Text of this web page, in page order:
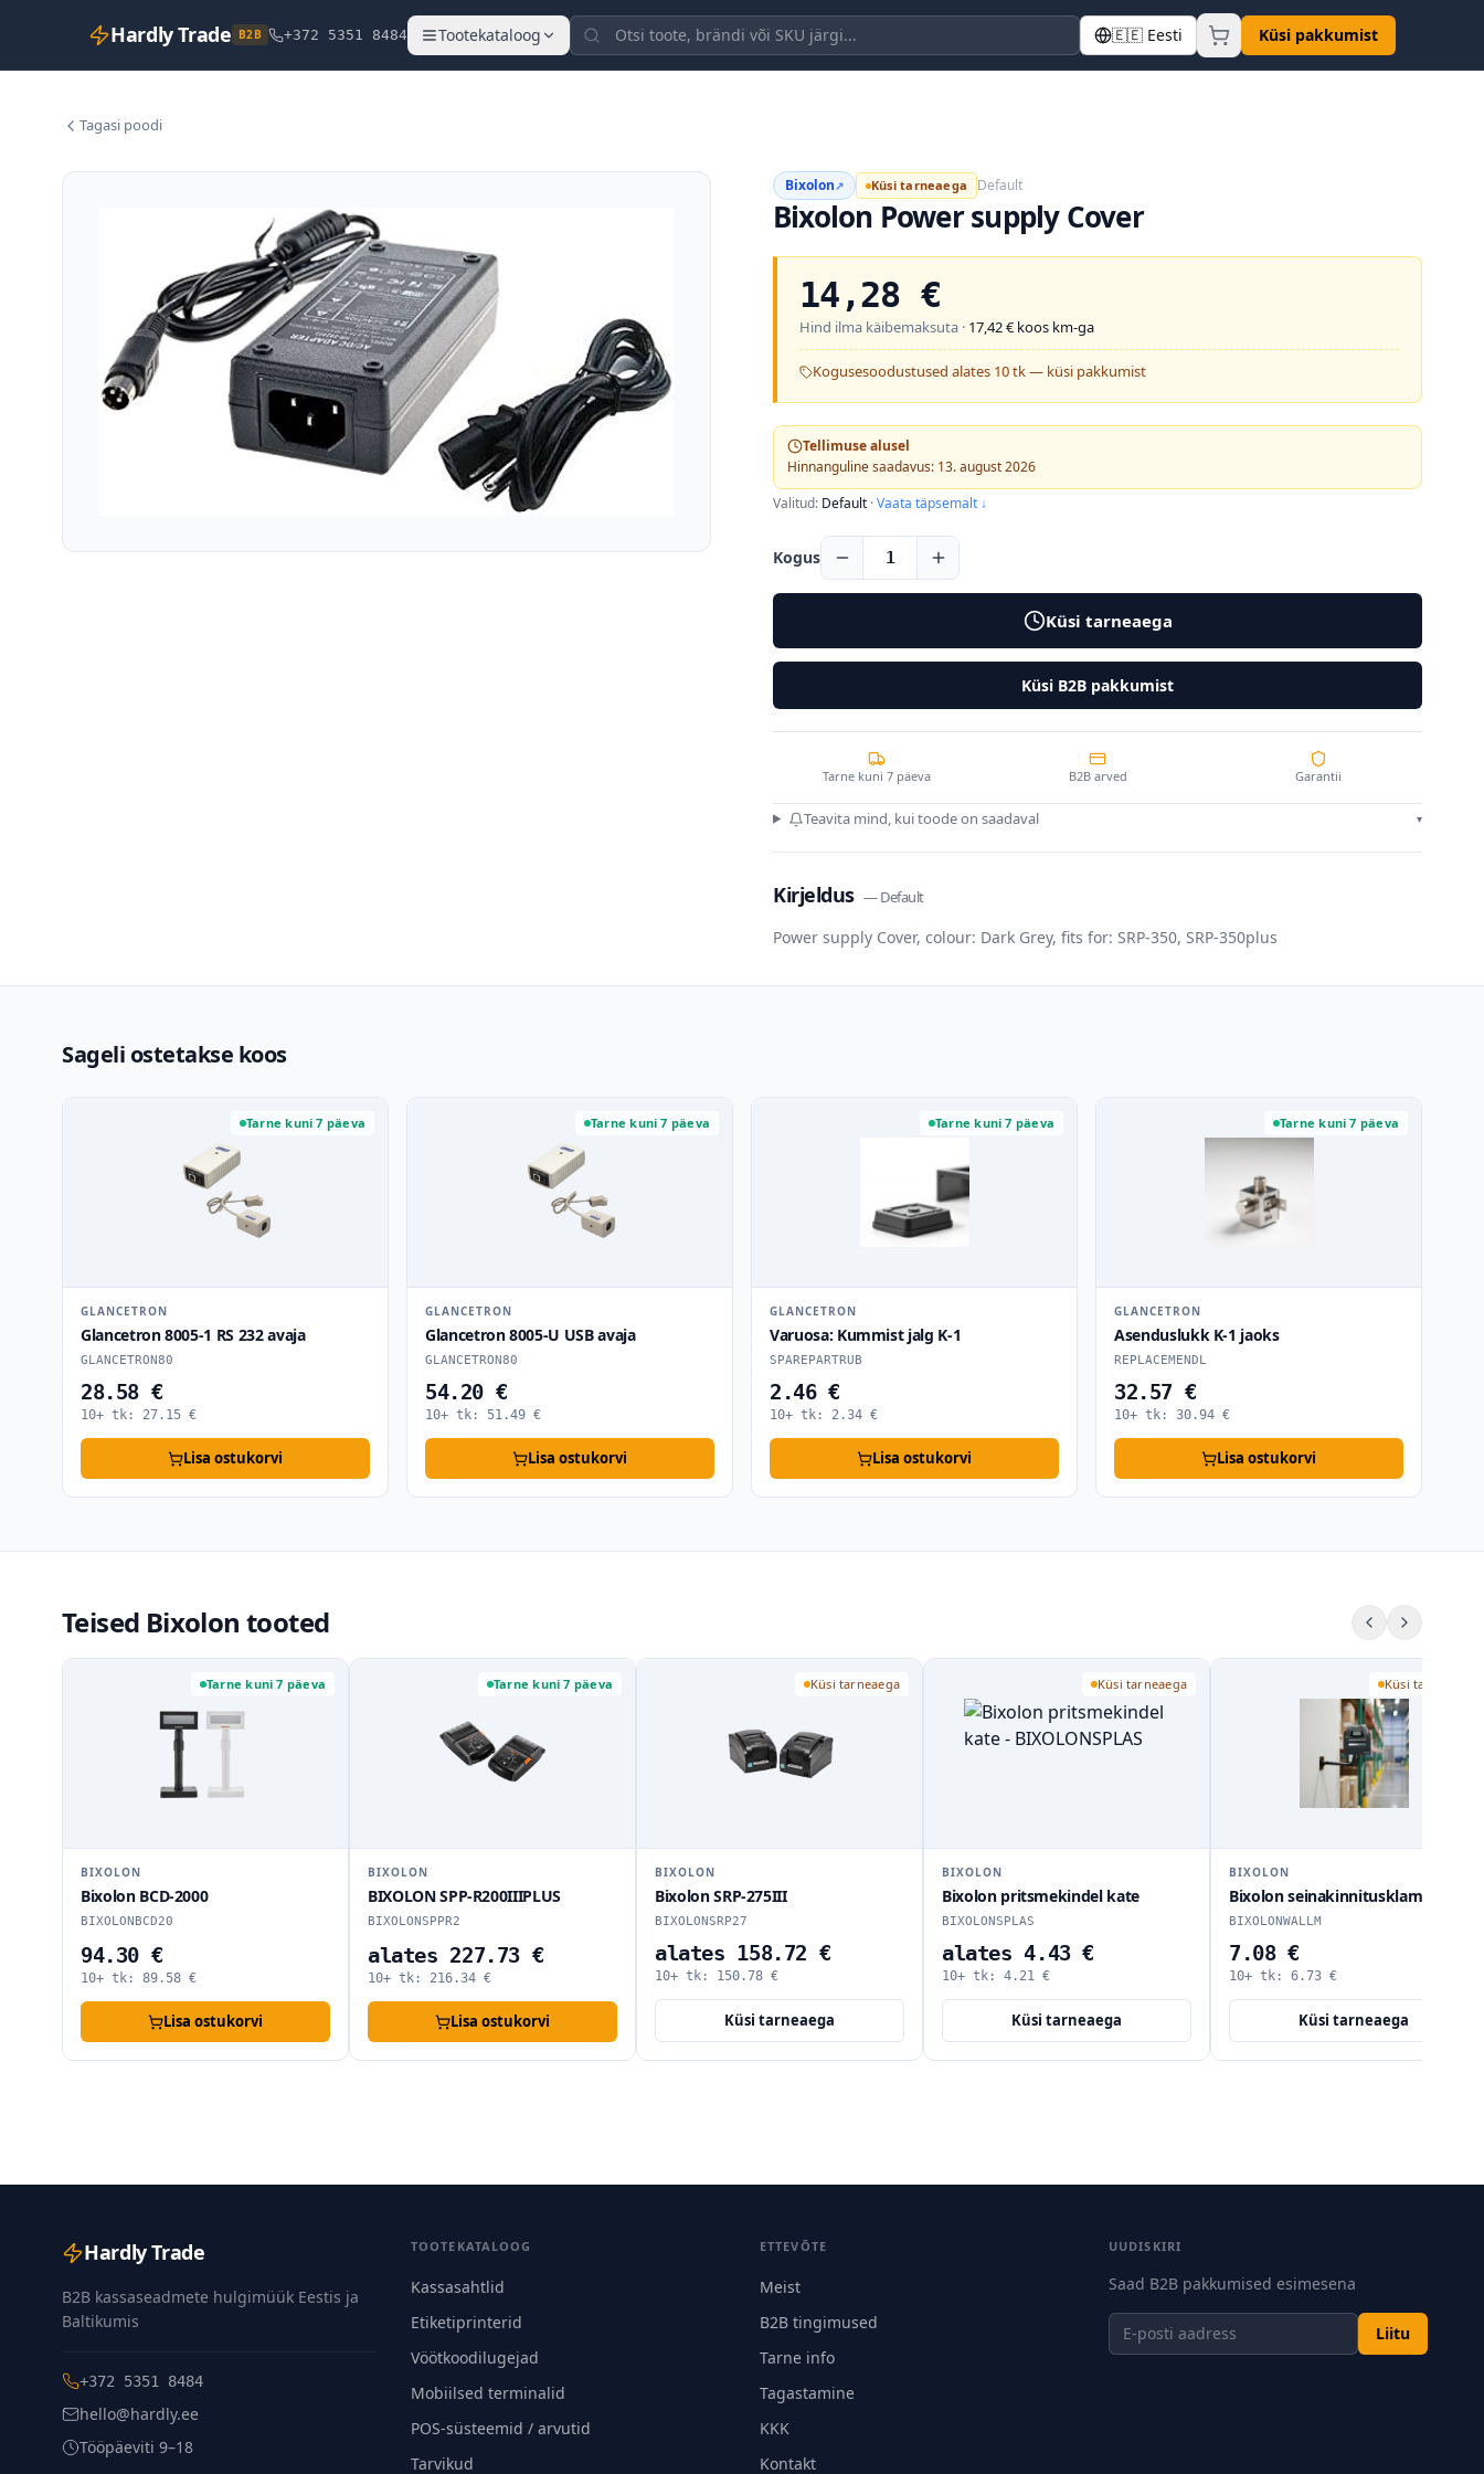
Hardly Trade B2B +372 5351 8484 Tootekataloog 🇪🇪 Eesti Küsi pakkumist
Tagasi poodi
Bixolon↗ Küsi tarneaega Default
Bixolon Power supply Cover
14,28 €
Hind ilma käibemaksuta · 17,42€ koos km-ga
Kogusesoodustused alates 10 tk — küsi pakkumist
Tellimuse alusel
Hinnanguline saadavus: 13. august 2026
Valitud: Default ·Vaata täpsemalt ↓
Kogus 1
Küsi tarneaega
Küsi B2B pakkumist
Tarne kuni 7 päeva B2B arved Garantii
Teavita mind, kui toode on saadaval ▾
Kirjeldus —Default
Power supply Cover, colour: Dark Grey, fits for: SRP-350, SRP-350plus
Sageli ostetakse koos
Tarne kuni 7 päeva
GLANCETRON
Glancetron 8005-1 RS 232 avaja
GLANCETRON80
28.58 €
10+ tk: 27.15 €
Lisa ostukorvi
Tarne kuni 7 päeva
GLANCETRON
Glancetron 8005-U USB avaja
GLANCETRON80
54.20 €
10+ tk: 51.49 €
Lisa ostukorvi
Tarne kuni 7 päeva
GLANCETRON
Varuosa: Kummist jalg K-1
SPAREPARTRUB
2.46 €
10+ tk: 2.34 €
Lisa ostukorvi
Tarne kuni 7 päeva
GLANCETRON
Asenduslukk K-1 jaoks
REPLACEMENDL
32.57 €
10+ tk: 30.94 €
Lisa ostukorvi
Teised Bixolon tooted
Tarne kuni 7 päeva
BIXOLON
Bixolon BCD-2000
BIXOLONBCD20
94.30 €
10+ tk: 89.58 €
Lisa ostukorvi
Tarne kuni 7 päeva
BIXOLON
BIXOLON SPP-R200IIIPLUS
BIXOLONSPPR2
alates 227.73 €
10+ tk: 216.34 €
Lisa ostukorvi
Küsi tarneaega
BIXOLON
Bixolon SRP-275III
BIXOLONSRP27
alates 158.72 €
10+ tk: 150.78 €
Küsi tarneaega
Küsi tarneaega
BIXOLON
Bixolon pritsmekindel kate
BIXOLONSPLAS
alates 4.43 €
10+ tk: 4.21 €
Küsi tarneaega
Küsi tarneaega
BIXOLON
Bixolon seinakinnitusklamber
BIXOLONWALLM
7.08 €
10+ tk: 6.73 €
Küsi tarneaega
Hardly Trade
B2B kassaseadmete hulgimüük Eestis ja
Baltikumis
+372 5351 8484
hello@hardly.ee
Tööpäeviti 9–18
TOOTEKATALOOG
Kassasahtlid
Etiketiprinterid
Vöötkoodilugejad
Mobiilsed terminalid
POS-süsteemid / arvutid
Tarvikud
ETTEVÕTE
Meist
B2B tingimused
Tarne info
Tagastamine
KKK
Kontakt
UUDISKIRI
Saad B2B pakkumised esimesena
Liitu